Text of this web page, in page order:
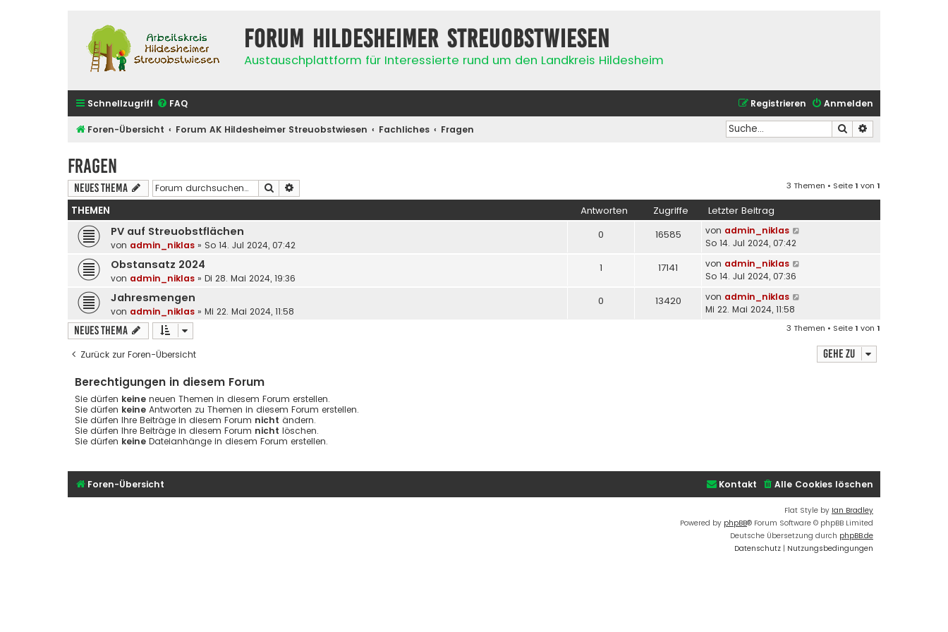
Forum Hildesheimer Streuobstwiesen
Austauschplattform für Interessierte rund um den Landkreis Hildesheim
Schnellzugriff FAQ Anmelden
Registrieren
Foren-Übersicht Forum AK Hildesheimer Streuobstwiesen Fachliches Fragen Suche
Fragen
Neues Thema Suche 3 Themen • Seite1 von 1
THEMEN Antworten Zugriffe Letzter Beitrag
PV auf Streuobstflächen
von admin_niklas » So 14. Jul 2024, 07:42
0 16585 von admin_niklas
So 14. Jul 2024, 07:42
Obstansatz 2024
von admin_niklas » Di 28. Mai 2024, 19:36
1 17141 von admin_niklas
So 14. Jul 2024, 07:36
Jahresmengen
von admin_niklas » Mi 22. Mai 2024, 11:58
0 13420 von admin_niklas
Mi 22. Mai 2024, 11:58
Neues Thema 3 Themen • Seite1 von 1
Zurück zur Foren-Übersicht Gehe zu
Berechtigungen in diesem Forum
Sie dürfen keine neuen Themen in diesem Forum erstellen.
Sie dürfen keine Antworten zu Themen in diesem Forum erstellen.
Sie dürfen Ihre Beiträge in diesem Forum nicht ändern.
Sie dürfen Ihre Beiträge in diesem Forum nicht löschen.
Sie dürfen keine Dateianhänge in diesem Forum erstellen.
Foren-Übersicht Alle Cookies löschen
Kontakt
Flat Style by Ian Bradley
Powered by phpBB® Forum Software © phpBB Limited
Deutsche Übersetzung durch phpBB.de
Datenschutz | Nutzungsbedingungen